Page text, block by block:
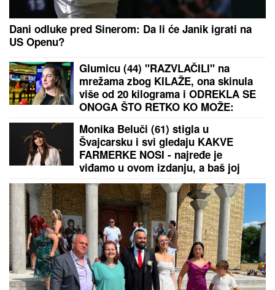
Dani odluke pred Sinerom: Da li će Janik igrati na
US Openu?
Glumicu (44) "RAZVLAČILI" na
mrežama zbog KILAŽE, ona skinula
više od 20 kilograma i ODREKLA SE
ONOGA ŠTO RETKO KO MOŽE:
Monika Beluči (61) stigla u
Švajcarsku i svi gledaju KAKVE
FARMERKE NOSI - najređe je
viđamo u ovom izdanju, a baš joj
pristaje: Odabrala model koji
izdužuje figuru, a onda se vratila
prepoznatljivom stilu